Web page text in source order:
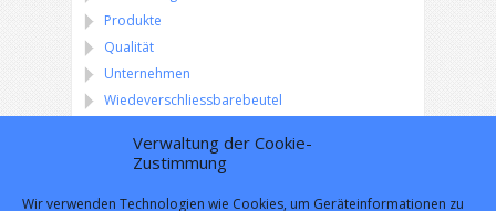
Verwaltung der Cookie-
Zustimmung
Wir verwenden Technologien wie Cookies, um Geräteinformationen zu
Produkte
Qualität
Unternehmen
Wiedeverschliessbarebeutel
Versandbedingungen